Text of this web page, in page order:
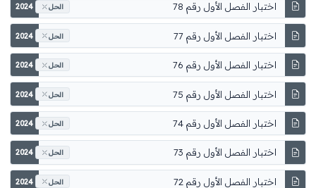
اختبار الفصل الأول رقم 78 2024 الحل
اختبار الفصل الأول رقم 77 2024 الحل
اختبار الفصل الأول رقم 76 2024 الحل
اختبار الفصل الأول رقم 75 2024 الحل
اختبار الفصل الأول رقم 74 2024 الحل
اختبار الفصل الأول رقم 73 2024 الحل
اختبار الفصل الأول رقم 72 2024 الحل